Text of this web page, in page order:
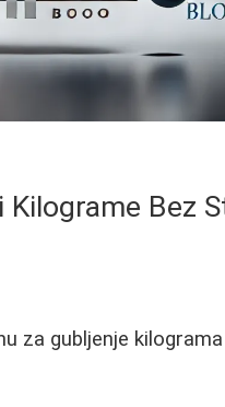
Kilograme Bez
za gubljenje